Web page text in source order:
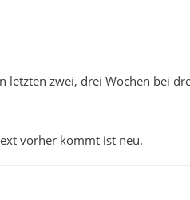
letzten zwei, drei Wochen bei
vorher kommt ist neu.